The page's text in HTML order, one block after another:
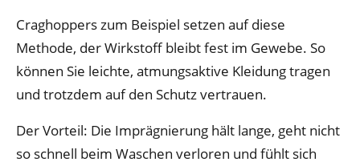
Craghoppers zum Beispiel setzen auf diese
Methode, der Wirkstoff bleibt fest im Gewebe. So
können Sie leichte, atmungsaktive Kleidung tragen
und trotzdem auf den Schutz vertrauen.
Der Vorteil: Die Imprägnierung hält lange, geht nicht
so schnell beim Waschen verloren und fühlt sich